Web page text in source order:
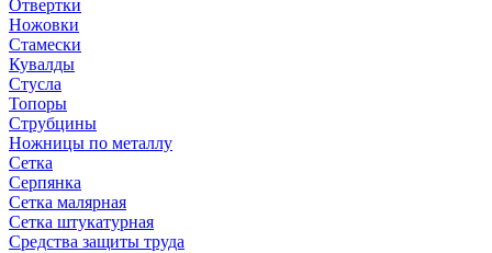
Отвертки
Ножовки
Стамески
Кувалды
Стусла
Топоры
Струбцины
Ножницы по металлу
Сетка
Серпянка
Сетка малярная
Сетка штукатурная
Средства защиты труда